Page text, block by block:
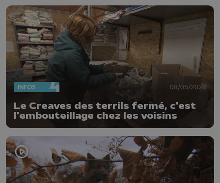
INFOS 08/05/2026
Le Creaves des terrils fermé, c'est
l'embouteillage chez les voisins